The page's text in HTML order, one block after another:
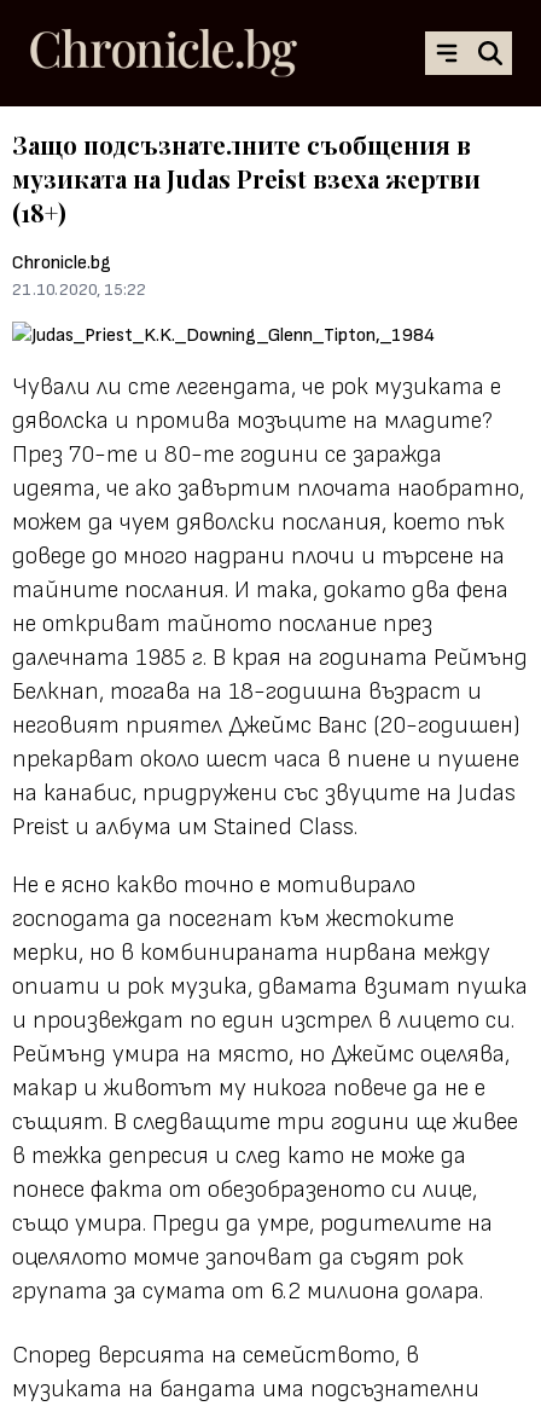
Защо подсъзнателните съобщения в
музиката на Judas Preist взеха жертви
(18+)
Chronicle.bg
21.10.2020, 15:22
Чували ли сте легендата, че рок музиката е
дяволска и промива мозъците на младите?
През 70-те и 80-те години се заражда
идеята, че ако завъртим плочата наобратно,
можем да чуем дяволски послания, което пък
доведе до много надрани плочи и търсене на
тайните послания. И така, докато два фена
не откриват тайното послание през
далечната 1985 г. В края на годината Реймънд
Белкнап, тогава на 18-годишна възраст и
неговият приятел Джеймс Ванс (20-годишен)
прекарват около шест часа в пиене и пушене
на канабис, придружени със звуците на Judas
Preist и албума им Stained Class.
Не е ясно какво точно е мотивирало
господата да посегнат към жестоките
мерки, но в комбинираната нирвана между
опиати и рок музика, двамата взимат пушка
и произвеждат по един изстрел в лицето си.
Реймънд умира на място, но Джеймс оцелява,
макар и животът му никога повече да не е
същият. В следващите три години ще живее
в тежка депресия и след като не може да
понесе факта от обезобразеното си лице,
също умира. Преди да умре, родителите на
оцелялото момче започват да съдят рок
групата за сумата от 6.2 милиона долара.
Според версията на семейството, в
музиката на бандата има подсъзнателни